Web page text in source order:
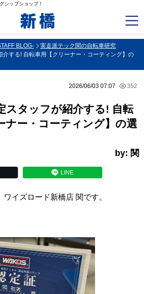
シップショップ！
BLOG-
実走派テック関の自転車研究
介する! 自転車用【クリーナー・コーティング】の
2026/06/03 07:07 352
スタッフが紹介する! 自転
ナー・コーティング】の選
by: 関
LINE
イズロード新橋店 関です。